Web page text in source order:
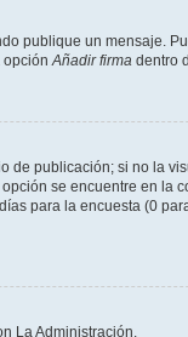
publique un mensaje.
opción Añadir firma dentro
de publicación; si no la
se encuentre en la
para la encuesta (0
La Administración.